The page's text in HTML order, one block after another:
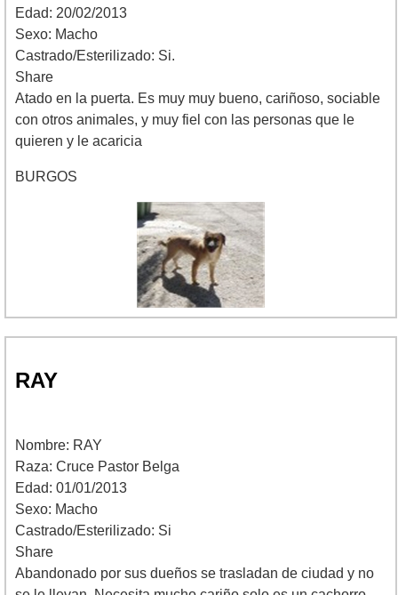
Edad: 20/02/2013
Sexo: Macho
Castrado/Esterilizado: Si.
Share
Atado en la puerta. Es muy muy bueno, cariñoso, sociable
con otros animales, y muy fiel con las personas que le
quieren y le acaricia
BURGOS
RAY
Nombre: RAY
Raza: Cruce Pastor Belga
Edad: 01/01/2013
Sexo: Macho
Castrado/Esterilizado: Si
Share
Abandonado por sus dueños se trasladan de ciudad y no